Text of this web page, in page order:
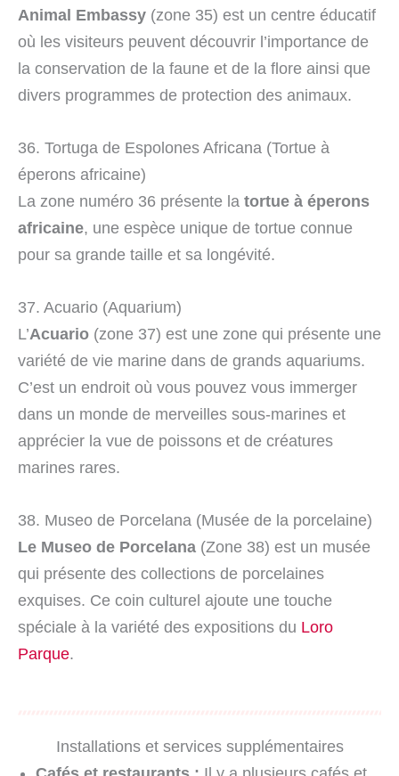
Animal Embassy (zone 35) est un centre éducatif
où les visiteurs peuvent découvrir l’importance de
la conservation de la faune et de la flore ainsi que
divers programmes de protection des animaux.
36. Tortuga de Espolones Africana (Tortue à
éperons africaine)
La zone numéro 36 présente la tortue à éperons
africaine, une espèce unique de tortue connue
pour sa grande taille et sa longévité.
37. Acuario (Aquarium)
L’Acuario (zone 37) est une zone qui présente une
variété de vie marine dans de grands aquariums.
C’est un endroit où vous pouvez vous immerger
dans un monde de merveilles sous-marines et
apprécier la vue de poissons et de créatures
marines rares.
38. Museo de Porcelana (Musée de la porcelaine)
Le Museo de Porcelana (Zone 38) est un musée
qui présente des collections de porcelaines
exquises. Ce coin culturel ajoute une touche
spéciale à la variété des expositions du Loro
Parque.
Installations et services supplémentaires